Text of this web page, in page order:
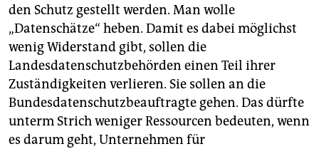
den Schutz gestellt werden. Man wolle
„Datenschätze“ heben. Damit es dabei möglichst
wenig Widerstand gibt, sollen die
Landesdatenschutzbehörden einen Teil ihrer
Zuständigkeiten verlieren. Sie sollen an die
Bundesdatenschutzbeauftragte gehen. Das dürfte
unterm Strich weniger Ressourcen bedeuten, wenn
es darum geht, Unternehmen für